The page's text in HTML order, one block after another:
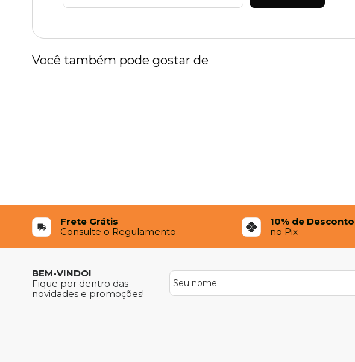
Você também pode gostar de
Frete Grátis
Consulte o Regulamento
10% de Desconto
no Pix
BEM-VINDO!
Fique por dentro das
novidades e promoções!